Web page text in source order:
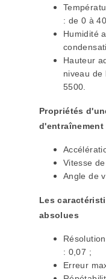
: de 0 à
Humidité
Hauteur
niveau de
5500.
Propriétés
d'entraînement
Vitesse
Angle de
Les
absolues
: 0,07 ;
Erreur